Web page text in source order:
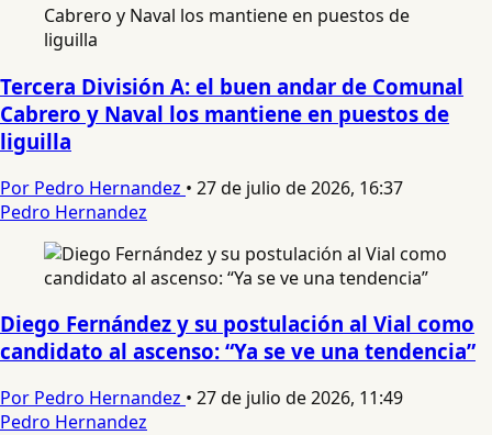
Tercera División A: el buen andar de Comunal
Cabrero y Naval los mantiene en puestos de
liguilla
Por Pedro Hernandez • 27 de julio de 2026, 16:37
Pedro Hernandez
Diego Fernández y su postulación al Vial como
candidato al ascenso: “Ya se ve una tendencia”
Por Pedro Hernandez • 27 de julio de 2026, 11:49
Pedro Hernandez